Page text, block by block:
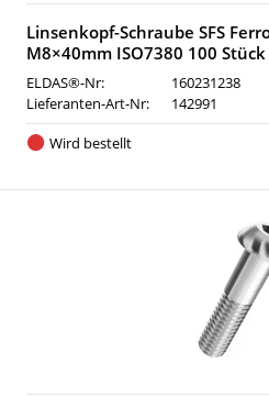
Linsenkopf-Schraube SFS
M8×40mm ISO7380 100 Stück
ELDAS®-Nr:
160231238
Lieferanten-Art-Nr:
142991
Wird bestellt